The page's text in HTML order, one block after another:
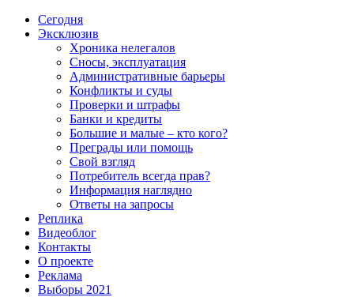
Сегодня
Эксклюзив
Хроника нелегалов
Сносы, эксплуатация
Административные барьеры
Конфликты и суды
Проверки и штрафы
Банки и кредиты
Большие и малые – кто кого?
Преграды или помощь
Свой взгляд
Потребитель всегда прав?
Информация наглядно
Ответы на запросы
Реплика
Видеоблог
Контакты
О проекте
Реклама
Выборы 2021